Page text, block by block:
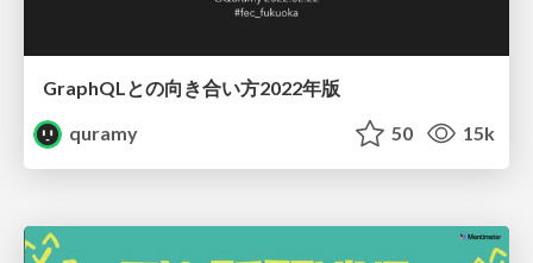
GraphQLとの向き合い方2022年版
quramy
50 15k